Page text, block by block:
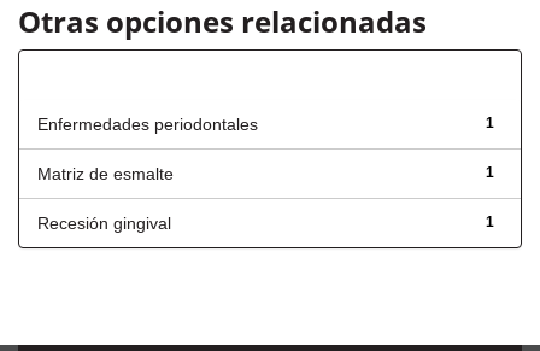
Otras opciones relacionadas
1
Enfermedades periodontales
1
Matriz de esmalte
1
Recesión gingival